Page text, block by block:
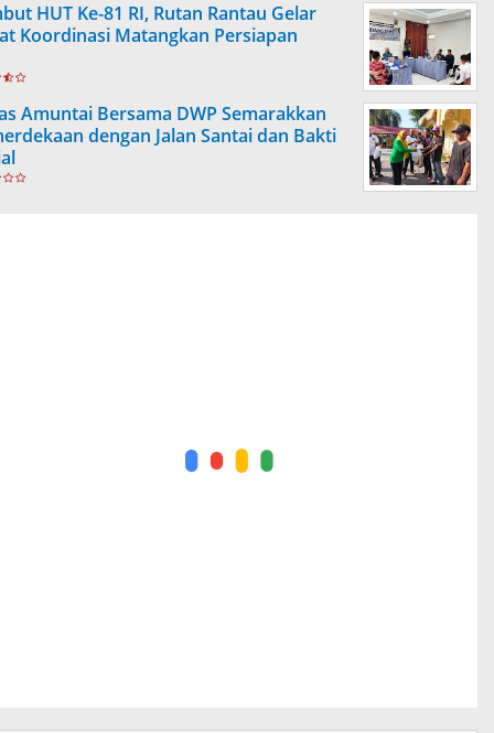
HUT Ke-81 RI, Rutan Rantau Gelar
Koordinasi Matangkan Persiapan
Amuntai Bersama DWP Semarakkan
dengan Jalan Santai dan Bakti